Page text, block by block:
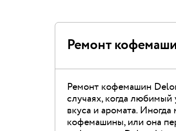
Ремонт
Ремонт кофемашин
случаях, когда любимый
вкуса и аромата.
кофемашины, или она